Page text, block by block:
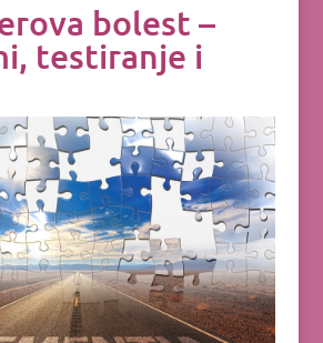
bolest –
testiranje i